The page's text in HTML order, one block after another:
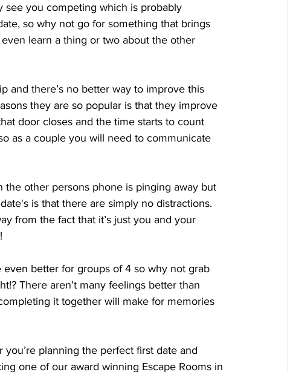
see you competing which is probably
so why not go for something that brings
learn a thing or two about the other
and there’s no better way to improve this
they are so popular is that they improve
door closes and the time starts to count
as a couple you will need to communicate
the other persons phone is pinging away but
is that there are simply no distractions.
from the fact that it’s just you and your
even better for groups of 4 so why not grab
There aren’t many feelings better than
it together will make for memories
planning the perfect first date and
one of our award winning Escape Rooms in